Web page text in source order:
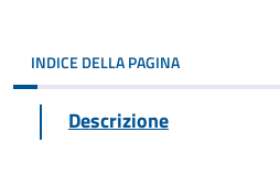
INDICE DELLA PAGINA
Descrizione